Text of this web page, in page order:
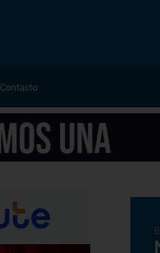
Contacto